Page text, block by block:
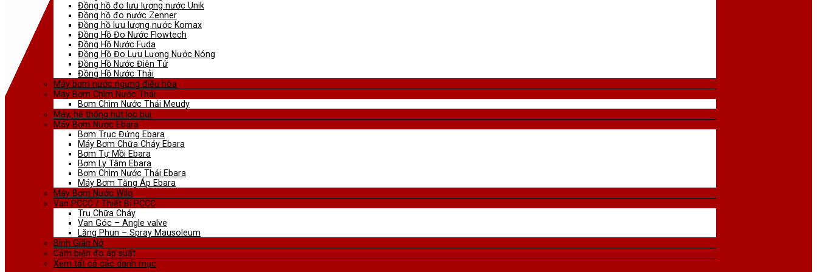
Đồng hồ đo lưu lượng nước Unik
Đồng hồ đo nước Zenner
Đồng hồ lưu lượng nước Komax
Đồng Hồ Đo Nước Flowtech
Đồng Hồ Nước Fuda
Đồng Hồ Đo Lưu Lượng Nước Nóng
Đồng Hồ Nước Điện Tử
Đồng Hồ Nước Thải
Máy bơm nước ngưng điều hòa
Máy Bơm Chìm Nước Thải
Bơm Chìm Nước Thải Meudy
Máy, hệ thống hút lọc bụi
Máy Bơm Nước Ebara
Bơm Trục Đứng Ebara
Máy Bơm Chữa Cháy Ebara
Bơm Tự Mồi Ebara
Bơm Ly Tâm Ebara
Bơm Chìm Nước Thải Ebara
Máy Bơm Tăng Áp Ebara
Máy Bơm Nước Wilo
Van PCCC / Thiết Bị PCCC
Trụ Chữa Cháy
Van Góc – Angle valve
Lăng Phun – Spray Mausoleum
Bình Giãn Nở
Cảm biến đo áp suất
Xem tất cả các danh mục